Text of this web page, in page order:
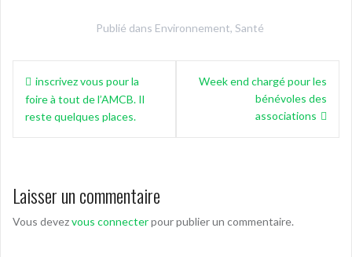
Publié dans Environnement, Santé
Navigation
de
l’article
inscrivez vous pour la
foire à tout de l’AMCB. Il
reste quelques places.
Week end chargé pour les
bénévoles des
associations
Laisser un commentaire
Vous devezvous connecterpour publier un commentaire.